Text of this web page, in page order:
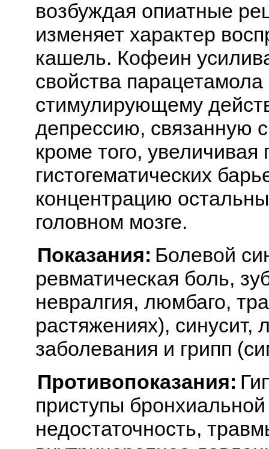
возбуждая опиатные
изменяет характер
кашель. Кофеин
свойства
стимулирующему
депрессию, связанную
кроме того,
гистогематических
концентрацию
головном мозге.
Показания: Болевой
ревматическая боль,
невралгия, люмбаго,
растяжениях), синусит,
заболевания и грипп
Противопоказания:
приступы
недостаточность,